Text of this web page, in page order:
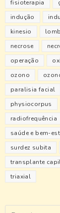
fisioterapia
indução
kinesio
necrose
operação
ozono
paralisia facial
physiocorpus
radiofrequência
saúde e bem-
surdez subita
transplante
triaxial